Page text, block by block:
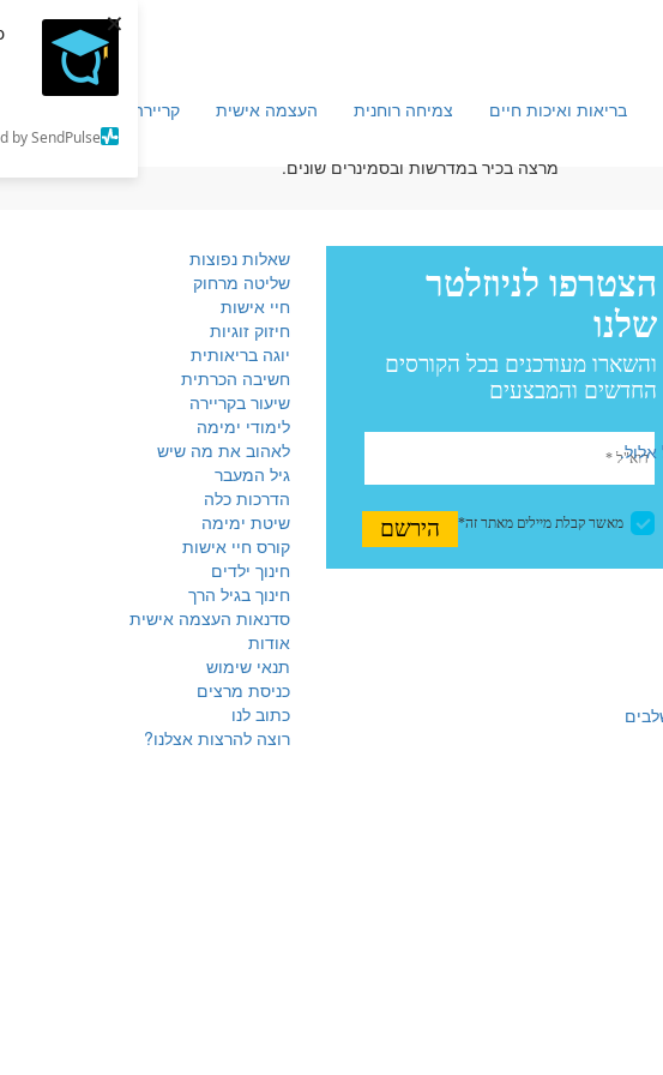
by SendPulse
×
קריירה וכלכלה העצמה אישית צמיחה רוחנית בריאות ואיכות חיים
מרצה בכיר במדרשות ובסמינרים שונים.
שאלות נפוצות
שליטה מרחוק
חיי אישות
חיזוק זוגיות
יוגה בריאותית
חשיבה הכרתית
שיעור בקריירה
לימודי ימימה
לאהוב את מה שיש
גיל המעבר
הדרכות כלה
שיטת ימימה
קורס חיי אישות
חינוך ילדים
חינוך בגיל הרך
סדנאות העצמה אישית
אודות
תנאי שימוש
כניסת מרצים
כתוב לנו
רוצה להרצות אצלנו?